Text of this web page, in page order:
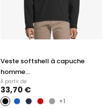
Veste softshell à capuche
homme...
À partir de
33,70 €
+1